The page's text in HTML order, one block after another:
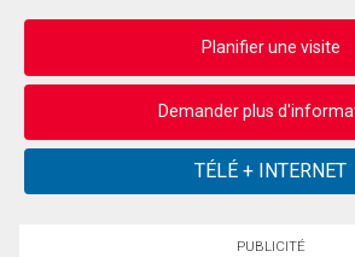
Planifier une visite
Demander plus
PUBLICITÉ